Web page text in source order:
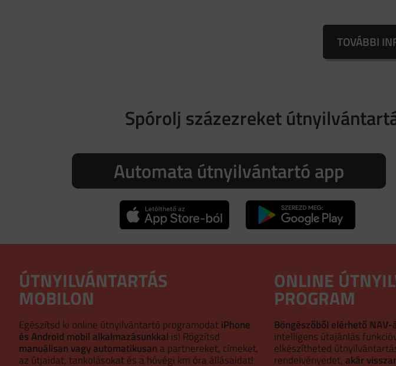
TOVÁBBI
Spórolj százezreket
Automata útnyilvántartó app
ÚTNYILVÁNTARTÁS
MOBILON
Egészítsd ki online útnyilvántartó programodatiPhone
és Android mobil alkalmazásunkkal is! Rögzítsd
manuálisan vagy automatikusan a partnereket, címeket,
az útjaidat, tankolásokat és a hóvégi km óra állásaidat!
ONLINE
PROGRAM
Böngészőből elérhető
intelligens útajánlás
elkészítheted
rendelvényedet,akár